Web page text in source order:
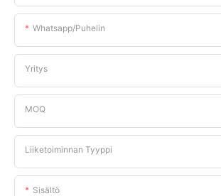
Whatsapp/puhelin
Yritys
MOQ
Liiketoiminnan Tyyppi
Sisältö